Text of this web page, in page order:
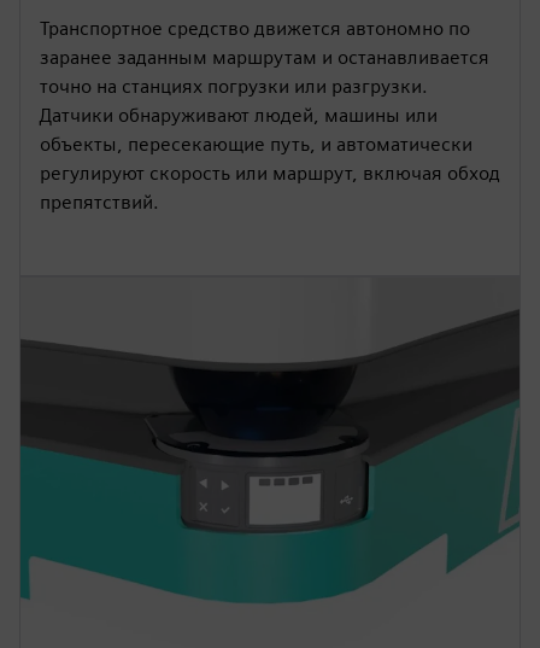
Транспортное средство движется автономно по
заранее заданным маршрутам и останавливается
точно на станциях погрузки или разгрузки.
Датчики обнаруживают людей, машины или
объекты, пересекающие путь, и автоматически
регулируют скорость или маршрут, включая обход
препятствий.